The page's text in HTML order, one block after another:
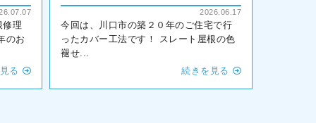
修理
のお
る
2026.06.17
今回は、川口市の築２０年のご住宅で行
ったカバー工法です！ スレート屋根の色
褪せ...
続きを見る